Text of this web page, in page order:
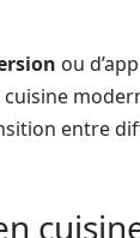
ou
entre